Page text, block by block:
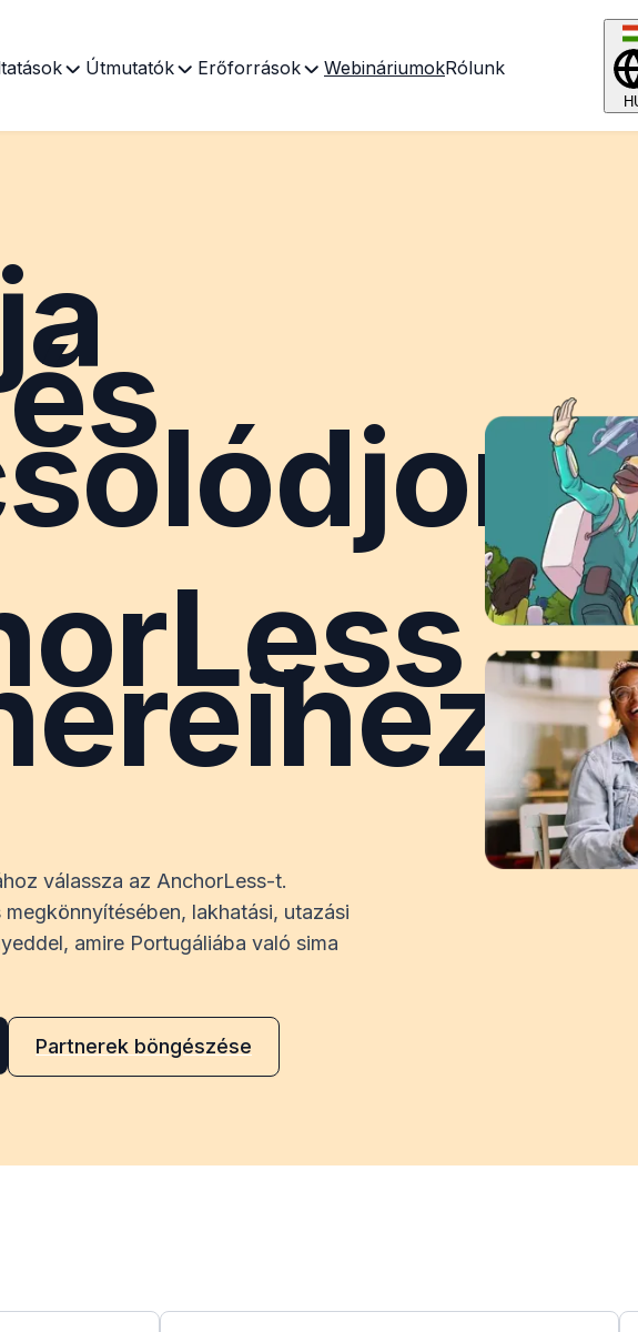
Útmutatók Erőforrások WebináriumokRólunk
válassza az AnchorLess-t.
lakhatási, utazási
amire Portugáliába való sima
Partnerek böngészése